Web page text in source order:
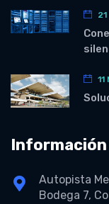
11
Autopista
Bodega 7,